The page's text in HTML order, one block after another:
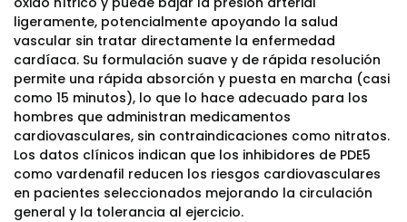
ligeramente, potencialmente apoyando la salud
vascular sin tratar directamente la enfermedad
cardíaca. Su formulación suave y de rápida resolución
permite una rápida absorción y puesta en marcha (casi
como 15 minutos), lo que lo hace adecuado para los
hombres que administran medicamentos
cardiovasculares, sin contraindicaciones como nitratos.
Los datos clínicos indican que los inhibidores de PDE5
como vardenafil reducen los riesgos cardiovasculares
en pacientes seleccionados mejorando la circulación
general y la tolerancia al ejercicio.